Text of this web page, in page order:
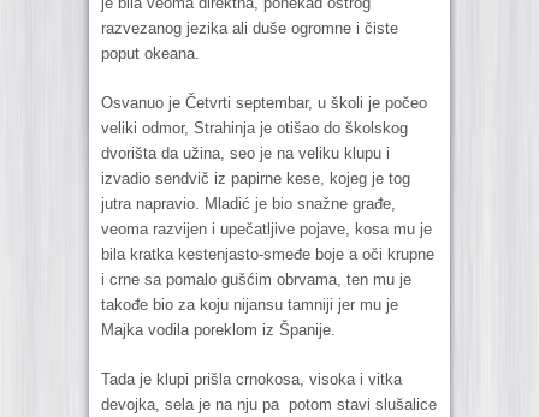
razvezanog jezika ali duše ogromne i čiste
poput okeana.
Osvanuo je Četvrti septembar, u školi je počeo
veliki odmor, Strahinja je otišao do školskog
dvorišta da užina, seo je na veliku klupu i
izvadio sendvič iz papirne kese, kojeg je tog
jutra napravio. Mladić je bio snažne građe,
veoma razvijen i upečatljive pojave, kosa mu je
bila kratka kestenjasto-smeđe boje a oči krupne
i crne sa pomalo gušćim obrvama, ten mu je
takođe bio za koju nijansu tamniji jer mu je
Majka vodila poreklom iz Španije.
Tada je klupi prišla crnokosa, visoka i vitka
devojka, sela je na nju pa potom stavi slušalice